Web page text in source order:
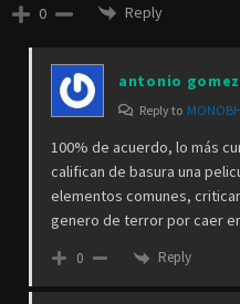
0 Reply
antonio gomez
Reply to MONOBH
100% de acuerdo, lo más
califican de basura una
elementos comunes,
genero de terror por caer
0 Reply